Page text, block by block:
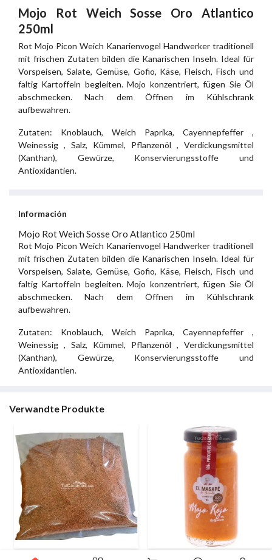
Mojo Rot Weich Sosse Oro Atlantico
250ml
Rot Mojo Picon Weich Kanarienvogel Handwerker traditionell
mit frischen Zutaten bilden die Kanarischen Inseln. Ideal für
Vorspeisen, Salate, Gemüse, Gofio, Käse, Fleisch, Fisch und
faltig Kartoffeln begleiten. Mojo konzentriert, fügen Sie Öl
abschmecken. Nach dem Öffnen im Kühlschrank
aufbewahren.
Zutaten: Knoblauch, Weich Paprika, Cayennepfeffer ,
Weinessig , Salz, Kümmel, Pflanzenöl , Verdickungsmittel
(Xanthan), Gewürze, Konservierungsstoffe und
Antioxidantien.
Información
Mojo Rot Weich Sosse Oro Atlantico 250ml
Rot Mojo Picon Weich Kanarienvogel Handwerker traditionell
mit frischen Zutaten bilden die Kanarischen Inseln. Ideal für
Vorspeisen, Salate, Gemüse, Gofio, Käse, Fleisch, Fisch und
faltig Kartoffeln begleiten. Mojo konzentriert, fügen Sie Öl
abschmecken. Nach dem Öffnen im Kühlschrank
aufbewahren.
Zutaten: Knoblauch, Weich Paprika, Cayennepfeffer ,
Weinessig , Salz, Kümmel, Pflanzenöl , Verdickungsmittel
(Xanthan), Gewürze, Konservierungsstoffe und
Antioxidantien.
Verwandte Produkte